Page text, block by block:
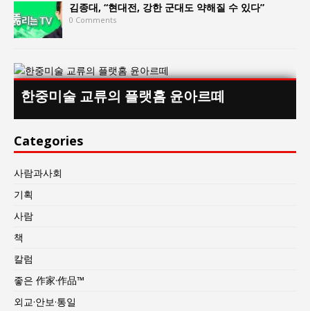
김종대, “현대전, 강한 군대도 약해질 수 있다”
0 Comments
한중미술 교류의 플랫홈 윤아르떼
Categories
사람과사회
기획
사람
책
칼럼
좋은 作家·作品™
외교·안보·통일